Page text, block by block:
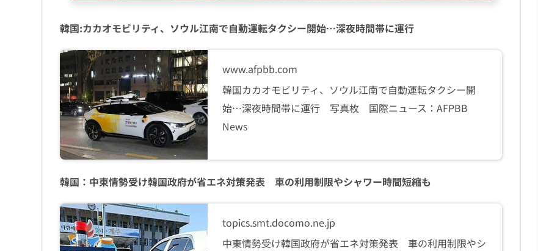
韓国:カカオモビリティ、ソウル江南で自動運転タクシー開始…深夜時間帯に運行
www.afpbb.com
韓国カカオモビリティ、ソウル江南で自動運転タクシー開
始…深夜時間帯に運行 写真枚 国際ニュース：AFPBB
News
韓国：中東情勢受け韓国政府が省エネ対策発表 車の利用制限やシャワー時間短縮も
topics.smt.docomo.ne.jp
中東情勢受け韓国政府が省エネ対策発表 車の利用制限やシ